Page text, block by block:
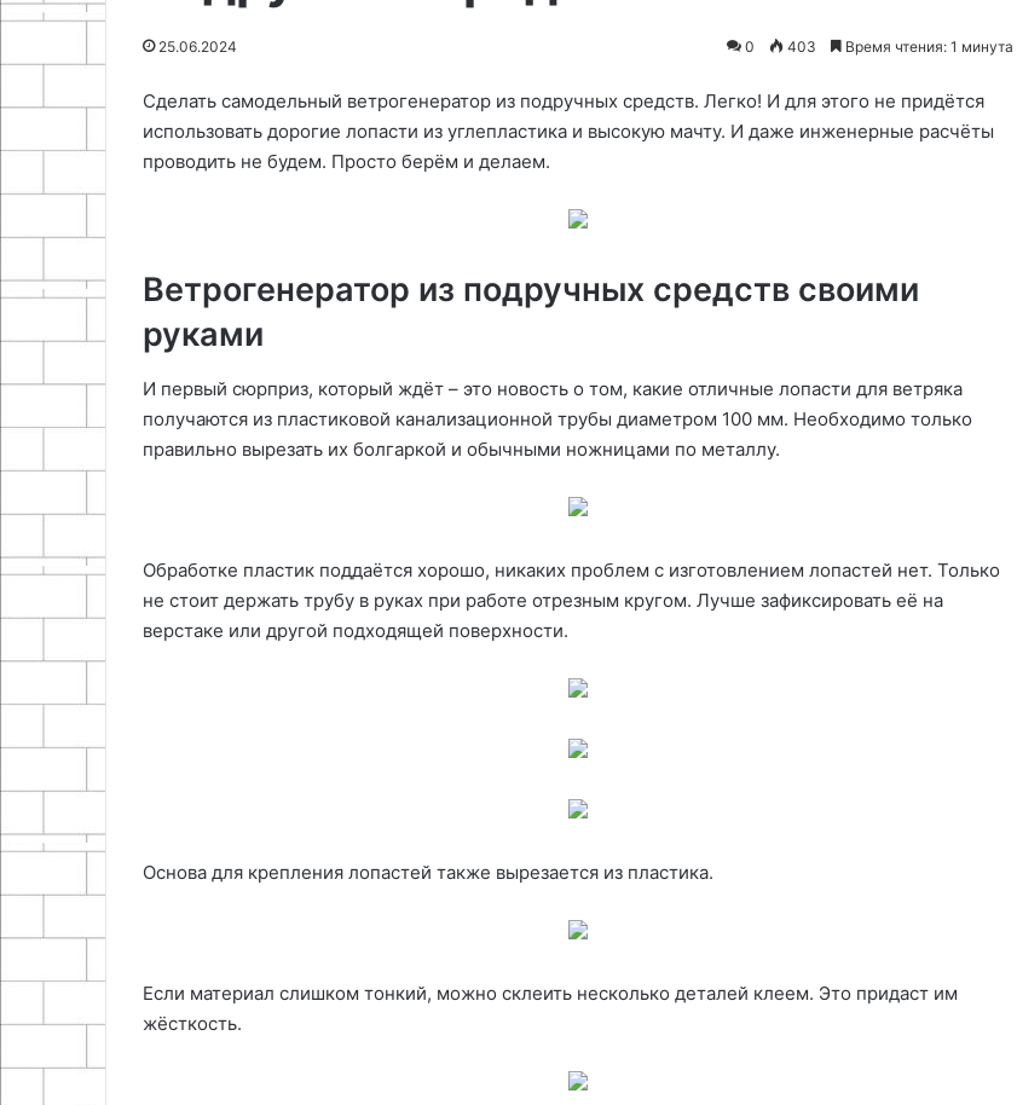
25.06.2024 0 403 Время чтения: 1 минута
Сделать самодельный ветрогенератор из подручных средств. Легко! И для этого не придётся
использовать дорогие лопасти из углепластика и высокую мачту. И даже инженерные расчёты
проводить не будем. Просто берём и делаем.
Ветрогенератор из подручных средств своими
руками
И первый сюрприз, который ждёт – это новость о том, какие отличные лопасти для ветряка
получаются из пластиковой канализационной трубы диаметром 100 мм. Необходимо только
правильно вырезать их болгаркой и обычными ножницами по металлу.
Обработке пластик поддаётся хорошо, никаких проблем с изготовлением лопастей нет. Только
не стоит держать трубу в руках при работе отрезным кругом. Лучше зафиксировать её на
верстаке или другой подходящей поверхности.
Основа для крепления лопастей также вырезается из пластика.
Если материал слишком тонкий, можно склеить несколько деталей клеем. Это придаст им
жёсткость.
Как сделать подставку под
без демонтажа
02.08.2026
балконе: идеи и решения